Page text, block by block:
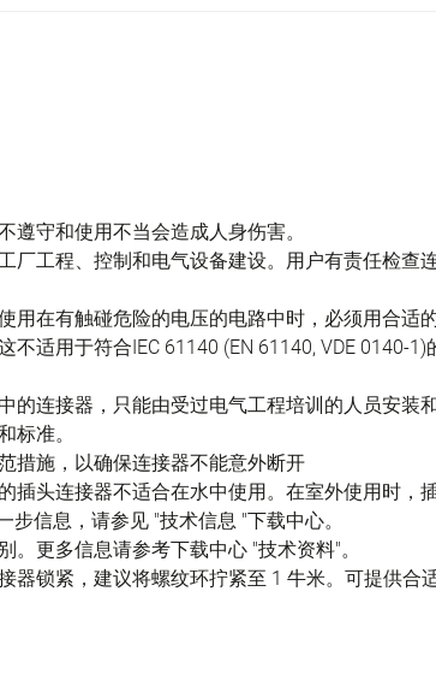
遵守和使用不当会造成人身伤害。
厂工程、控制和电气设备建设。用户有责任检查
用在有触碰危险的电压的电路中时，必须用合适
适用于符合IEC 61140 (EN 61140, VDE 0140-1)
的连接器，只能由受过电气工程培训的人员安装
标准。
措施，以确保连接器不能意外断开
插头连接器不适合在水中使用。在室外使用时，
信息，请参见 "技术信息 "下载中心。
。更多信息请参考下载中心 "技术资料"。
器锁紧，建议将螺纹环拧紧至 1 牛米。可提供合